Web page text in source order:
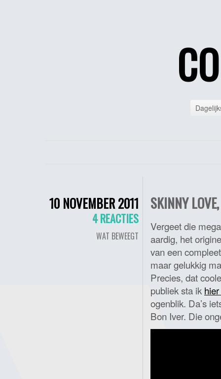
10 NOVEMBER 2011
4 REACTIES
WAT BEWEEGT
SKINNY
Vergeet die
aardig, het
van een
maar gelukkig
Precies, dat
publiek sta ik
ogenblik. Da’s
Bon Iver. Die